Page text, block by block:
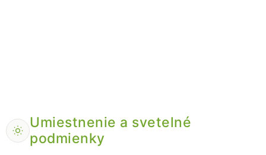
Umiestnenie a svetelné
podmienky